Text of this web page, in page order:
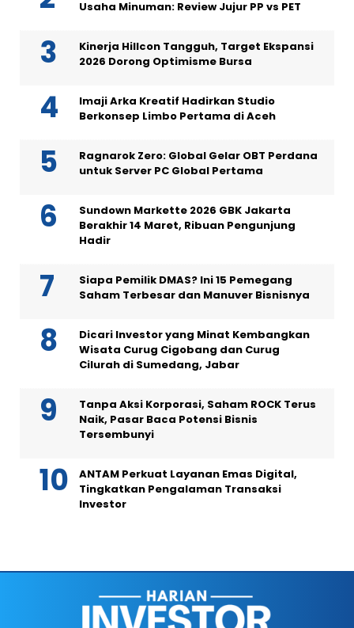
Usaha Minuman: Review Jujur PP vs PET
Kinerja Hillcon Tangguh, Target Ekspansi
2026 Dorong Optimisme Bursa
Imaji Arka Kreatif Hadirkan Studio
Berkonsep Limbo Pertama di Aceh
Ragnarok Zero: Global Gelar OBT Perdana
untuk Server PC Global Pertama
Sundown Markette 2026 GBK Jakarta
Berakhir 14 Maret, Ribuan Pengunjung
Hadir
Siapa Pemilik DMAS? Ini 15 Pemegang
Saham Terbesar dan Manuver Bisnisnya
Dicari Investor yang Minat Kembangkan
Wisata Curug Cigobang dan Curug
Cilurah di Sumedang, Jabar
Tanpa Aksi Korporasi, Saham ROCK Terus
Naik, Pasar Baca Potensi Bisnis
Tersembunyi
ANTAM Perkuat Layanan Emas Digital,
Tingkatkan Pengalaman Transaksi
Investor